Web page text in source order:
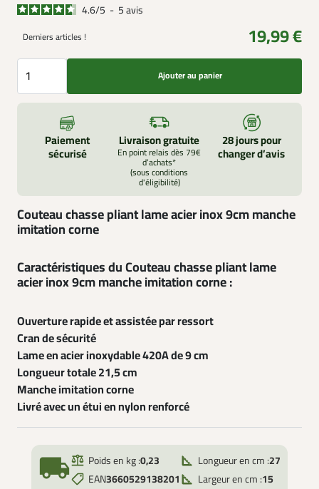
4.6/5 - 5avis
Derniers articles ! 19,99 €
Ajouter au panier
Paiement
sécurisé
Livraison gratuite
En point relais dès 79€
d’achats*
(sous conditions
d'éligibilité)
28 jours pour
changer d’avis
Couteau chasse pliant lame acier inox 9cm manche
imitation corne
Caractéristiques du Couteau chasse pliant lame
acier inox 9cm manche imitation corne :
Ouverture rapide et assistée par ressort
Cran de sécurité
Lame en acier inoxydable 420A de 9 cm
Longueur totale 21,5 cm
Manche imitation corne
Livré avec un étui en nylon renforcé
local_shipping Poids en kg :0,23
EAN3660529138201
Longueur en cm :27
Largeur en cm :15